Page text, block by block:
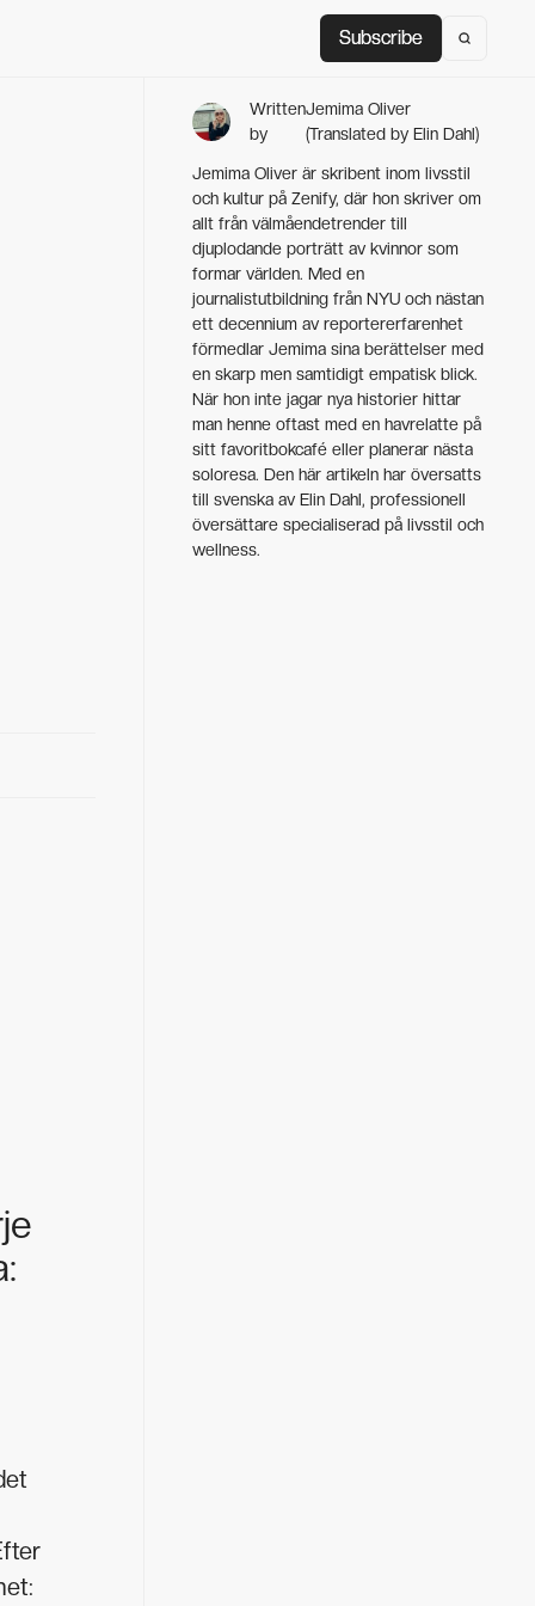
Subscribe
Subscribe
Written
by
Jemima Oliver
(Translated by Elin Dahl)
Jemima Oliver är skribent inom livsstil
och kultur på Zenify, där hon skriver om
allt från välmående­trender till
djuplodande porträtt av kvinnor som
formar världen. Med en
journalistutbildning från NYU och nästan
ett decennium av reportererfarenhet
förmedlar Jemima sina berättelser med
en skarp men samtidigt empatisk blick.
När hon inte jagar nya historier hittar
man henne oftast med en havrelatte på
sitt favoritbokcafé eller planerar nästa
soloresa. Den här artikeln har översatts
till svenska av Elin Dahl, professionell
översättare specialiserad på livsstil och
wellness.